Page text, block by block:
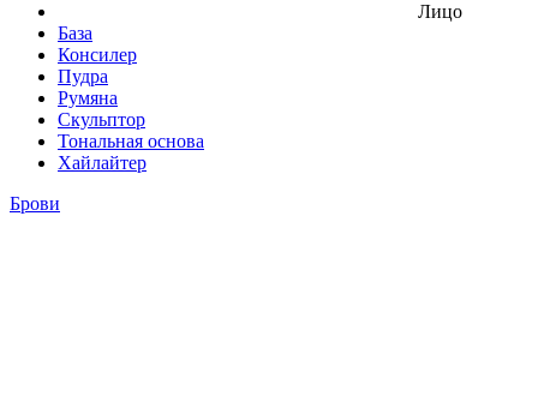
Лицо
База
Консилер
Пудра
Румяна
Скульптор
Тональная основа
Хайлайтер
Брови